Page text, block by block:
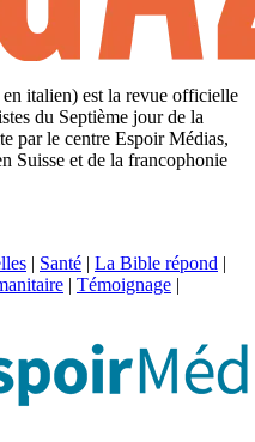
italien) est la revue officielle
du Septième jour de la
par le centre Espoir Médias,
Suisse et de la francophonie
| Santé | La Bible répond |
| Témoignage |